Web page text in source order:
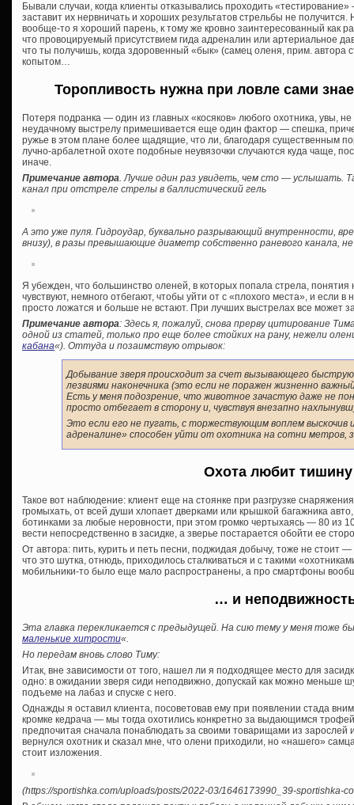
Бывали случаи, когда клиенты отказывались проходить
заставит их нервничать и хороших результатов стрельбы не
вообще-то я хороший парень, к тому же кровно заинтересованный как
что провоцируемый присутствием гида адреналин или артериальное
что ты получишь, когда здоровенный «бык» (самец оленя, прим. автора
копытом…
Торопливость нужна при ловле сами
Потеря подранка — один из главных «косяков» любого охотника, увы,
неудачному выстрелу примешивается еще один фактор — спешка,
ружье в этом плане более щадящие, что ли, благодаря существенным
лучно-арбалетной охоте подобные неувязочки случаются куда чаще,
иначе.
Примечание автора. Лучше один раз увидеть, чем сто — услышать.
канал при отстреле стрелы в баллистический гель
А это уже пуля. Гидроудар, буквально разрывающий внутренности,
внизу), в разы превышающие диаметр собственно раневого канала,
Я убежден, что большинство оленей, в которых попала стрела, понятия
чувствуют, немного отбегают, чтобы уйти от с «плохого места», и если в
просто ложатся и больше не встают. При лучших выстрелах все может
Примечание автора: Здесь я, пожалуй, снова прерву цитирование
одной из статей, только про еще более стойких на рану, нежели
кабана«). Оттуда и позаимствую отрывок:
Добывание зверя происходит за счет вызывающего
лезвиями наконечника (это если не поражен жизненно
Есть у меня подозрение, что животное зачастую даже не
просто отбегает в сторону и, чувствуя внезапно
Это если его не пугать, с торжествующим воплем выскочив
адреналине» способен уйти от охотника на сотни метров,
Охота любит
Такое вот наблюдение: клиент еще на стоянке при разгрузке
громыхать, от всей души хлопает дверками или крышкой багажника
ботинками за любые неровности, при этом громко чертыхаясь — 80 из
вести непосредственно в засидке, а зверье постарается обойти ее
От автора: пить, курить и петь песни, поджидая добычу, тоже не стоит
что это шутка, отнюдь, приходилось сталкиваться и с такими
мобильники-то было еще мало распространены, а про смартфоны
… и
Эта главка перекликается с предыдущей. На сию тему у меня тоже
маленькие хитрости«.
Но передам вновь слово Тиму:
Итак, вне зависимости от того, нашел ли я подходящее место для
одно: в ожидании зверя сиди неподвижно, допускай как можно меньше
подъеме на лабаз и спуске с него.
Однажды я оставил клиента, посоветовав ему при появлении стада
кромке кедрача — мы тогда охотились конкретно за выдающимся
предпочитая сначала понаблюдать за своими товарищами из зарослей
вернулся охотник и сказал мне, что олени приходили, но «нашего»
стоит изложения.
(https://sportishka.com/uploads/posts/2022-03/1646173990_39-sportishka-